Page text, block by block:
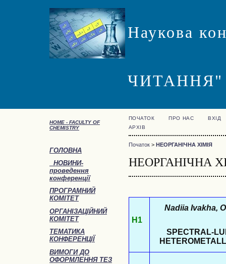
Наукова
ЧИТАННЯ"
HOME - FACULTY OF
CHEMISTRY
ГОЛОВНА
НОВИНИ-
проведення
конференції
ПРОГРАМНИЙ
КОМІТЕТ
ОРГАНІЗАЦІЙНИЙ
КОМІТЕТ
ТЕМАТИКА
КОНФЕРЕНЦІЇ
ВИМОГИ ДО
ОФОРМЛЕННЯ ТЕЗ
ПОЧАТОК ПРО НАС
ВХІД
АРХІВ
Початок> НЕОРГАНІЧНА ХІМІЯ
НЕОРГАНІЧНА
Н1
Nadiia Ivakha,
SPECTRAL-